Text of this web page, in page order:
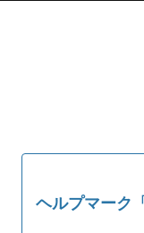
ヘルプマーク